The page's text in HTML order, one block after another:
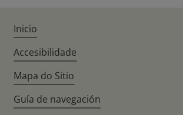
Inicio
Accesibilidade
Mapa do Sitio
Guía de navegación